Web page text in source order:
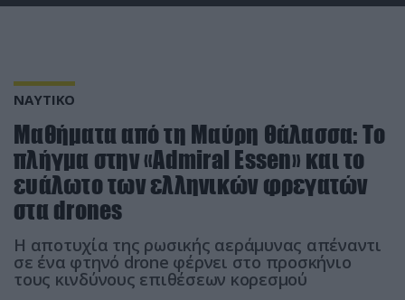
ΝΑΥΤΙΚΟ
Μαθήματα από τη Μαύρη Θάλασσα: Το
πλήγμα στην «Admiral Essen» και το
ευάλωτο των ελληνικών φρεγατών
στα drones
Η αποτυχία της ρωσικής αεράμυνας απέναντι
σε ένα φτηνό drone φέρνει στο προσκήνιο
τους κινδύνους επιθέσεων κορεσμού